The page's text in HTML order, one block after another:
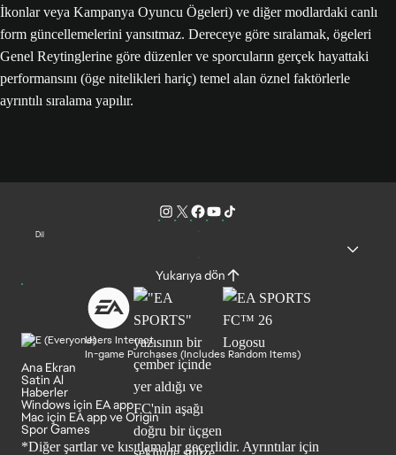
İkonlar veya Kampanya Oyuncu Ögeleri) ve diğer modlardaki canlı
form güncellemelerini yansıtmaz. Dereceye göre sıralamak, ögeleri
Genel Reytinglerine göre düzenler ve sporcuların gerçek hayattaki
performansını (öge nitelikleri hariç) temel alan öznel faktörlerle
ayrıntılı sıralama yapılır.
Dil
Yukarıya dön
Users Interact
In-game Purchases (Includes Random Items)
Ana Ekran
Satin Al
Haberler
Windows için EA app
Mac için EA app ve Origin
Spor Games
*Diğer şartlar ve kısıtlamalar geçerlidir. Ayrıntılar için